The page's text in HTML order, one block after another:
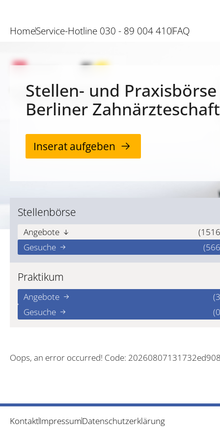
HomeService-Hotline 030 - 89 004 410FAQ
Stellen- und
Berliner Zahnärzteschaft
Inserat aufgeben
Stellenbörse
Angebote
Gesuche
Praktikum
Angebote
Gesuche
Oops, an error occurred! Code:
KontaktImpressumDatenschutzerklärung